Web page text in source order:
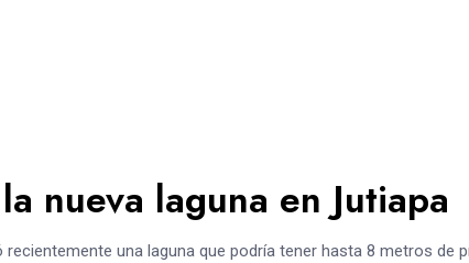
nueva laguna en Jutiapa
recientemente una laguna que podría tener hasta 8 metros de